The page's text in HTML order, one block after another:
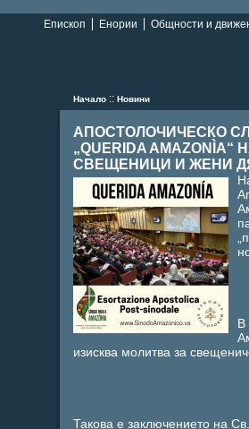
Епископ Енории Общности и
Начало :: Новини
АПОСТОЛОЧИЧЕСКО
„QUERIDA
СВЕЩЕНИЦИ И ЖЕНИ
В
изисква молитва за
Такова е заключението на